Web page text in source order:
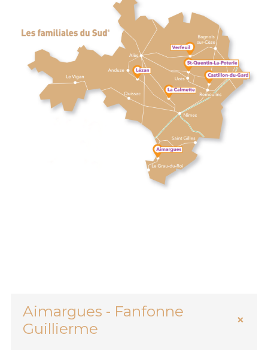
Aimargues - Fanfonne
Guillierme